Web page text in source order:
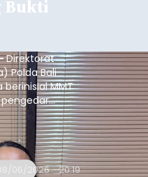
Anggaran
DPRD
06/2026 - 20:27